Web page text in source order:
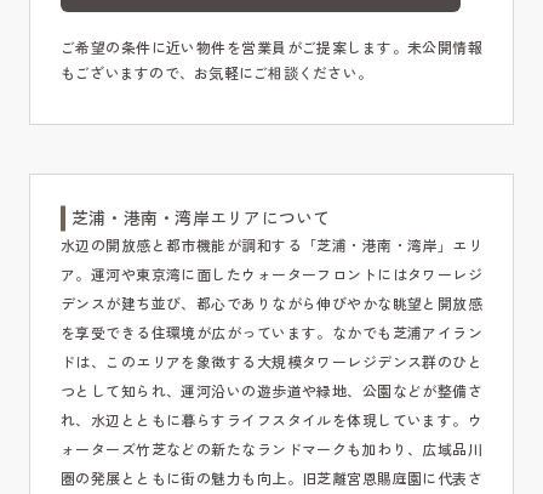
ご希望の条件に近い物件を営業員がご提案します。未公開情報
もございますので、お気軽にご相談ください。
芝浦・港南・湾岸エリアについて
水辺の開放感と都市機能が調和する「芝浦・港南・湾岸」エリ
ア。運河や東京湾に面したウォーターフロントにはタワーレジ
デンスが建ち並び、都心でありながら伸びやかな眺望と開放感
を享受できる住環境が広がっています。なかでも芝浦アイラン
ドは、このエリアを象徴する大規模タワーレジデンス群のひと
つとして知られ、運河沿いの遊歩道や緑地、公園などが整備さ
れ、水辺とともに暮らすライフスタイルを体現しています。ウ
ォーターズ竹芝などの新たなランドマークも加わり、広域品川
圏の発展とともに街の魅力も向上。旧芝離宮恩賜庭園に代表さ